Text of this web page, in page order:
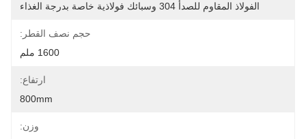
الفولاذ المقاوم للصدأ 304 وسبائك فولاذية خاصة بدرجة الغذاء
حجم نصف القطر:
1600 ملم
ارتفاع:
800mm
وزن: